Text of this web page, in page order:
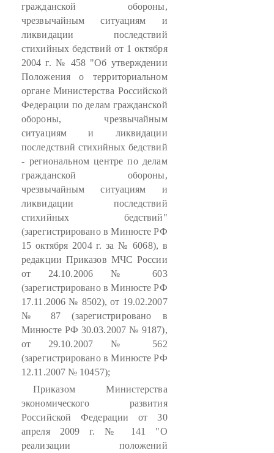
гражданской обороны,
чрезвычайным ситуациям и
ликвидации последствий
стихийных бедствий от 1 октября
2004 г. № 458 "Об утверждении
Положения о территориальном
органе Министерства Российской
Федерации по делам гражданской
обороны, чрезвычайным
ситуациям и ликвидации
последствий стихийных бедствий
- региональном центре по делам
гражданской обороны,
чрезвычайным ситуациям и
ликвидации последствий
стихийных бедствий"
(зарегистрировано в Минюсте РФ
15 октября 2004 г. за № 6068), в
редакции Приказов МЧС России
от 24.10.2006 № 603
(зарегистрировано в Минюсте РФ
17.11.2006 № 8502), от 19.02.2007
№ 87 (зарегистрировано в
Минюсте РФ 30.03.2007 № 9187),
от 29.10.2007 № 562
(зарегистрировано в Минюсте РФ
12.11.2007 № 10457);
Приказом Министерства
экономического развития
Российской Федерации от 30
апреля 2009 г. № 141 "О
реализации положений